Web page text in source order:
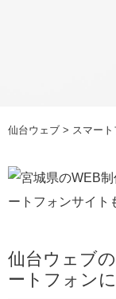
仙台ウェブ > スマー
仙台ウェブ
ートフォンに